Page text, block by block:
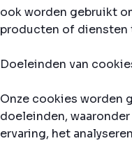
ook worden gebruikt
producten of diensten
Doeleinden van
Onze cookies worden
doeleinden,
ervaring, het